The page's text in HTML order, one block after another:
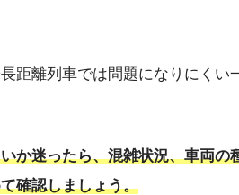
距離列車では問題になりにく
か迷ったら、混雑状況、車両
確認しましょう。